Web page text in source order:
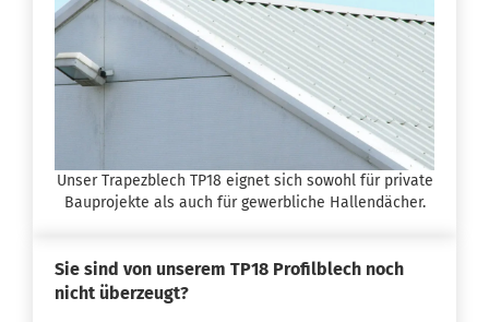
Unser Trapezblech TP18 eignet sich sowohl für private
Bauprojekte als auch für gewerbliche Hallendächer.
Sie sind von unserem TP18 Profilblech noch
nicht überzeugt?